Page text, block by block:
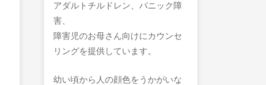
アダルトチルドレン、パニック障
害、
障害児のお母さん向けにカウンセ
リングを提供しています。
幼い頃から人の顔色をうかがいな